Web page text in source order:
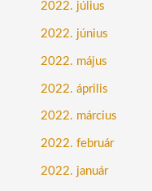
2022. július
2022. június
2022. május
2022. április
2022. március
2022. február
2022. január